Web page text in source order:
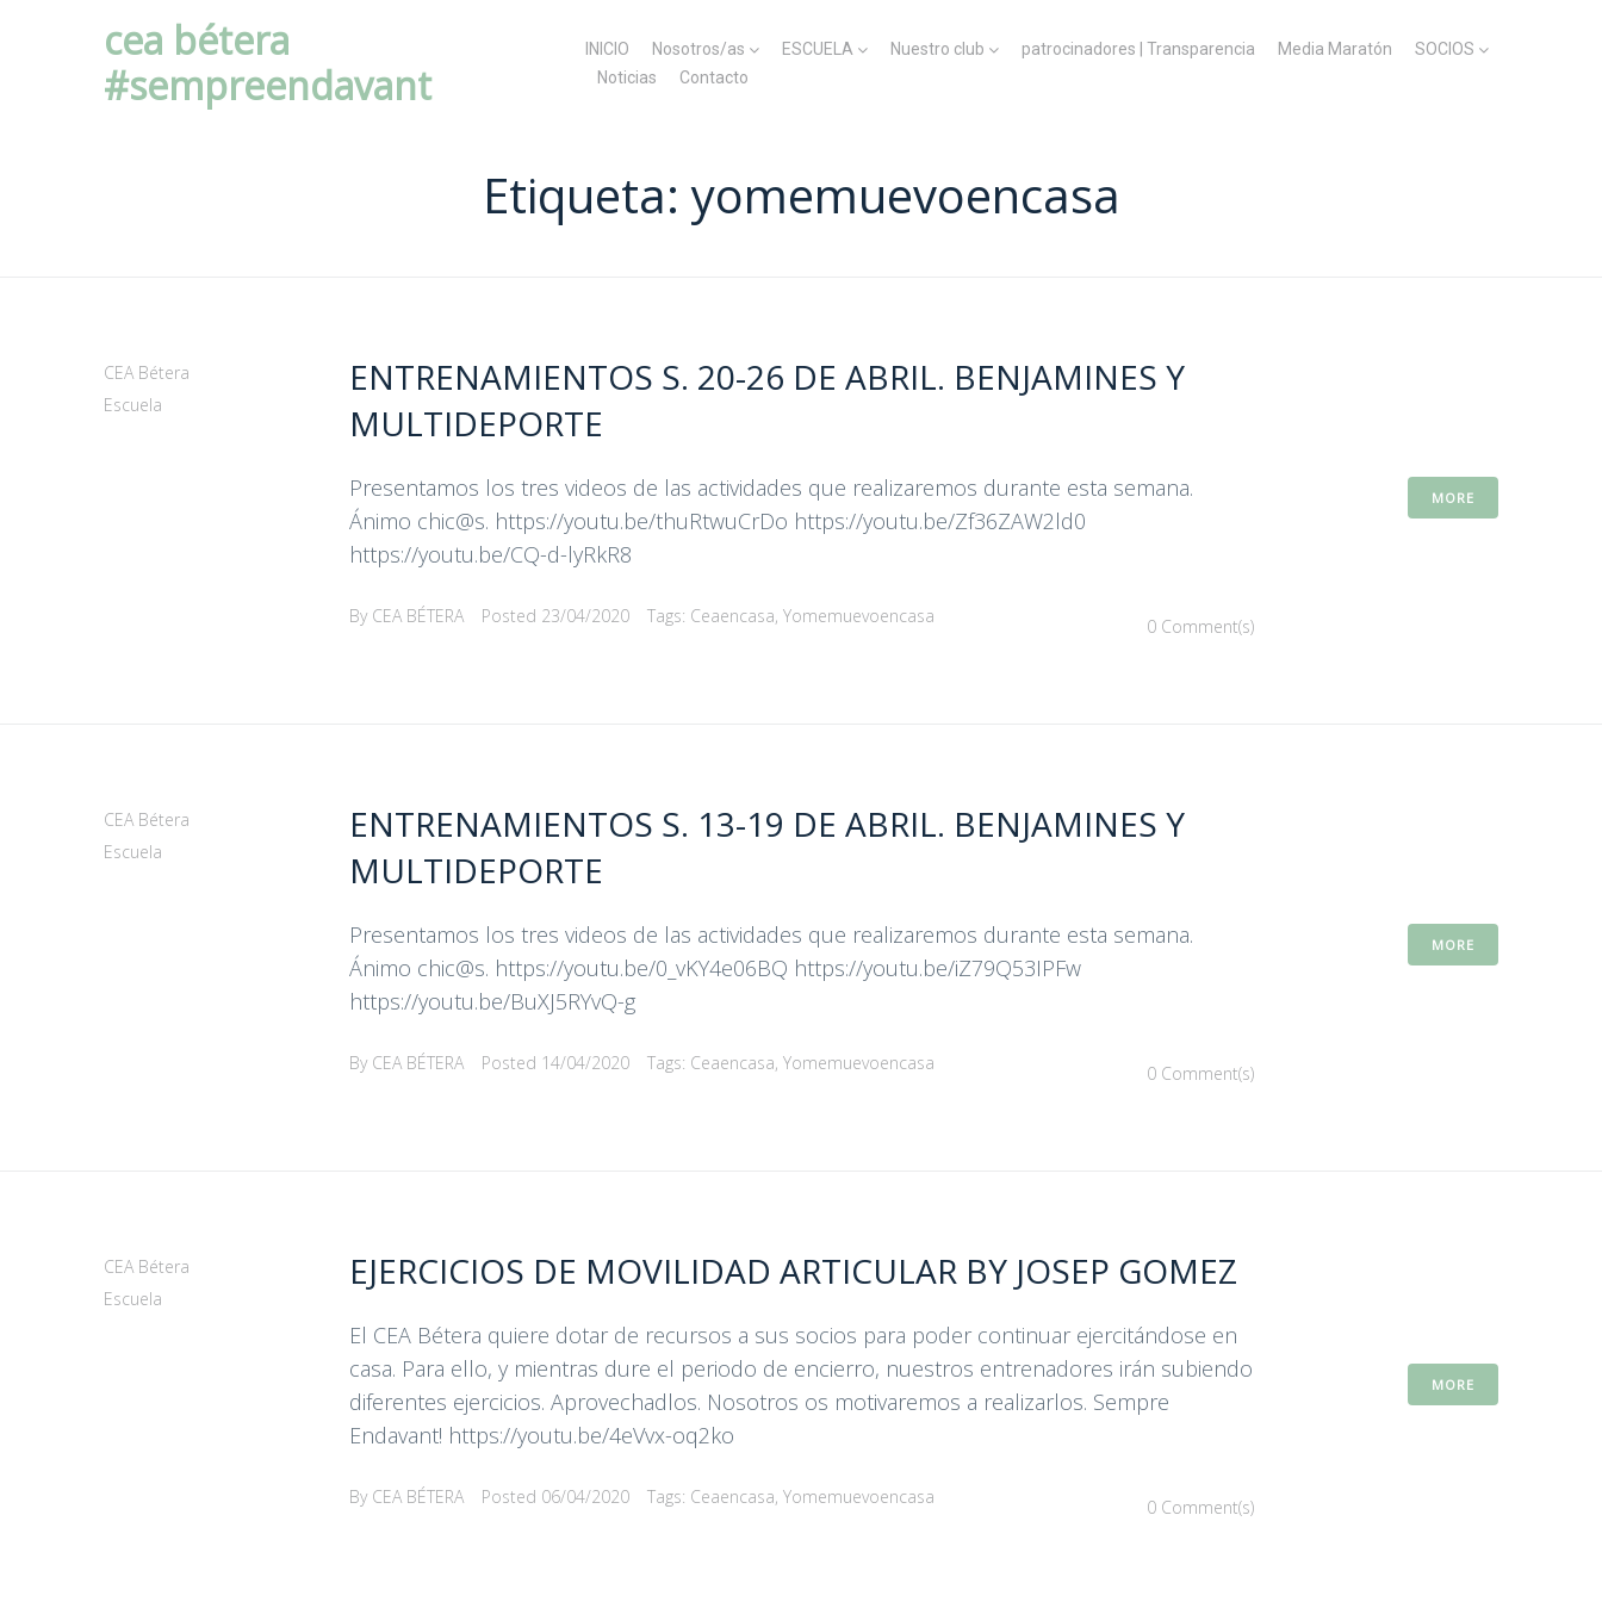
cea bétera
#sempreendavant
INICIO Nosotros/as ESCUELA Nuestro club patrocinadores | Transparencia Media Maratón
SOCIOS
Noticias
Contacto
Etiqueta:yomemuevoencasa
CEA Bétera
Escuela
ENTRENAMIENTOS S. 20-26 DE ABRIL. BENJAMINES Y
MULTIDEPORTE
Presentamos los tres videos de las actividades que realizaremos durante esta semana.
Ánimo chic@s. https://youtu.be/thuRtwuCrDo https://youtu.be/Zf36ZAW2ld0
https://youtu.be/CQ-d-lyRkR8
By CEA BÉTERA Posted 23/04/2020 Tags: Ceaencasa, Yomemuevoencasa 0 Comment(s)
MORE
CEA Bétera
Escuela
ENTRENAMIENTOS S. 13-19 DE ABRIL. BENJAMINES Y
MULTIDEPORTE
Presentamos los tres videos de las actividades que realizaremos durante esta semana.
Ánimo chic@s. https://youtu.be/0_vKY4e06BQ https://youtu.be/iZ79Q53IPFw
https://youtu.be/BuXJ5RYvQ-g
By CEA BÉTERA Posted 14/04/2020 Tags: Ceaencasa, Yomemuevoencasa 0 Comment(s)
MORE
CEA Bétera
Escuela
EJERCICIOS DE MOVILIDAD ARTICULAR BY JOSEP GOMEZ
El CEA Bétera quiere dotar de recursos a sus socios para poder continuar ejercitándose en
casa. Para ello, y mientras dure el periodo de encierro, nuestros entrenadores irán subiendo
diferentes ejercicios. Aprovechadlos. Nosotros os motivaremos a realizarlos. Sempre
Endavant! https://youtu.be/4eVvx-oq2ko
By CEA BÉTERA Posted 06/04/2020 Tags: Ceaencasa, Yomemuevoencasa 0 Comment(s)
MORE